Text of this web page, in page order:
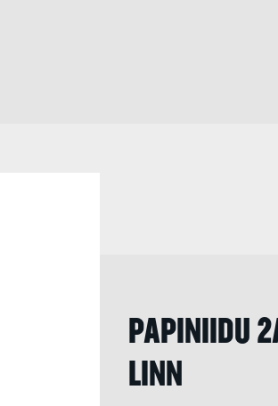
PAPINIIDU
LINN